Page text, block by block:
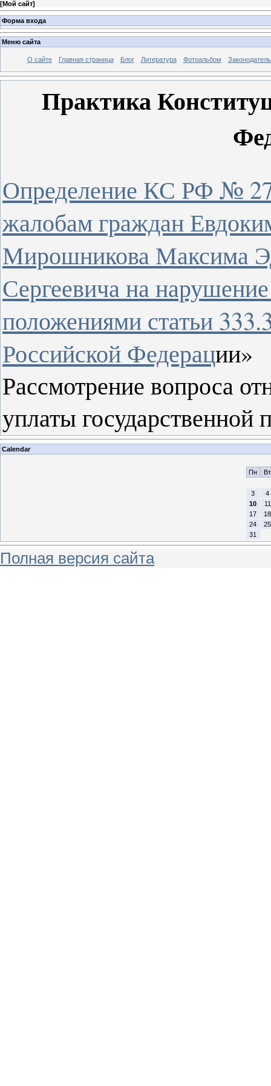
[Мой сайт]
Форма входа
Меню сайта
О сайте Главная страница Блог Литература Фотоальбом
Практика
Определение КС РФ №
жалобам граждан
Мирошникова Максима
Сергеевича на
положениями статьи
Российской Федерации»
Рассмотрение вопроса
уплаты
Calendar
Пн
Вт
3
4
10
11
17
18
24
25
31
Полная версия сайта